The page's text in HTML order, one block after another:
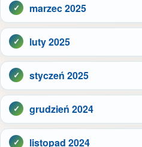
marzec 2025
luty 2025
styczeń 2025
grudzień 2024
listopad 2024